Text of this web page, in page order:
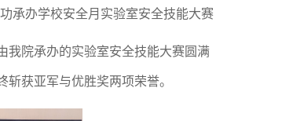
承办学校安全月 实验室安全技能大赛
我院承办的实验室安全技能大赛圆满
获亚军与优胜奖两项荣誉。